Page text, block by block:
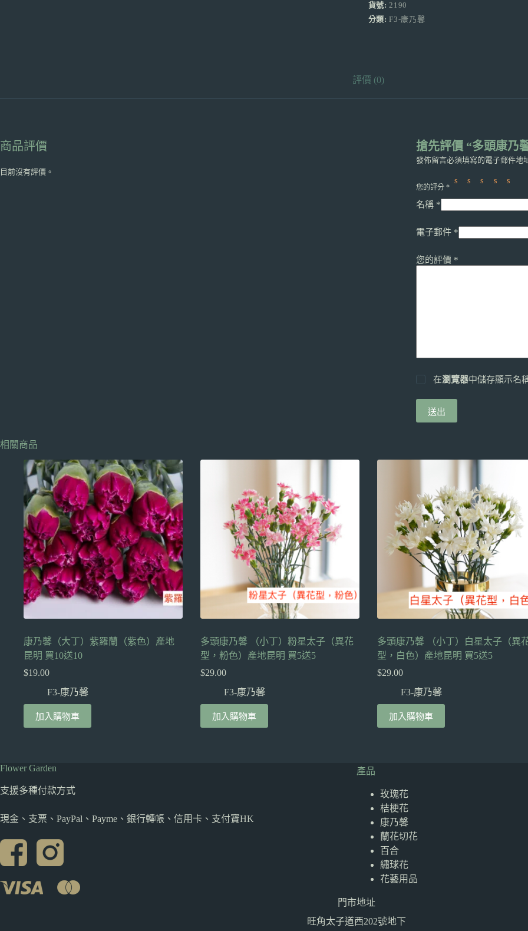
丁）
貝
色）
貨號:2190
分類:F3-康乃馨
評價 (0)
商品評價
目前沒有評價。
搶先評價 “多頭康乃
發佈留言必須填寫的電子郵件地
您的評分 *
名稱*
電子郵件*
您的評價 *
在瀏覽器中儲存顯示名
送出
相關商品
康乃馨（大丁）紫羅蘭（紫色）產地
昆明 買10送10
$19.00
F3-康乃馨
加入購物車
多頭康乃馨 （小丁）粉星太子（異花
型，粉色）產地昆明 買5送5
$29.00
F3-康乃馨
加入購物車
多頭康乃馨 （小丁）白星太子（異
型，白色）產地昆明 買5送5
$29.00
F3-康乃馨
加入購物車
Flower Garden
支援多種付款方式
現金、支票、PayPal、Payme、銀行轉帳、信用卡、支付寶HK
產品
玫瑰花
桔梗花
康乃馨
蘭花切花
百合
繡球花
花藝用品
門市地址
旺角太子道西202號地下